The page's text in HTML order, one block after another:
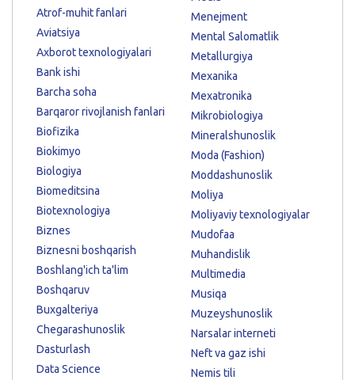
Atrof-muhit fanlari
Aviatsiya
Axborot texnologiyalari
Bank ishi
Barcha soha
Barqaror rivojlanish fanlari
Biofizika
Biokimyo
Biologiya
Biomeditsina
Biotexnologiya
Biznes
Biznesni boshqarish
Boshlang'ich ta'lim
Boshqaruv
Buxgalteriya
Chegarashunoslik
Dasturlash
Data Science
Menejment
Mental Salomatlik
Metallurgiya
Mexanika
Mexatronika
Mikrobiologiya
Mineralshunoslik
Moda (Fashion)
Moddashunoslik
Moliya
Moliyaviy texnologiyalar
Mudofaa
Muhandislik
Multimedia
Musiqa
Muzeyshunoslik
Narsalar interneti
Neft va gaz ishi
Nemis tili